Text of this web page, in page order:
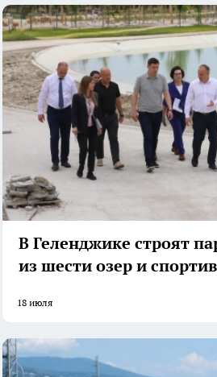
В Геленджике строят
из шести озер и
18 июля